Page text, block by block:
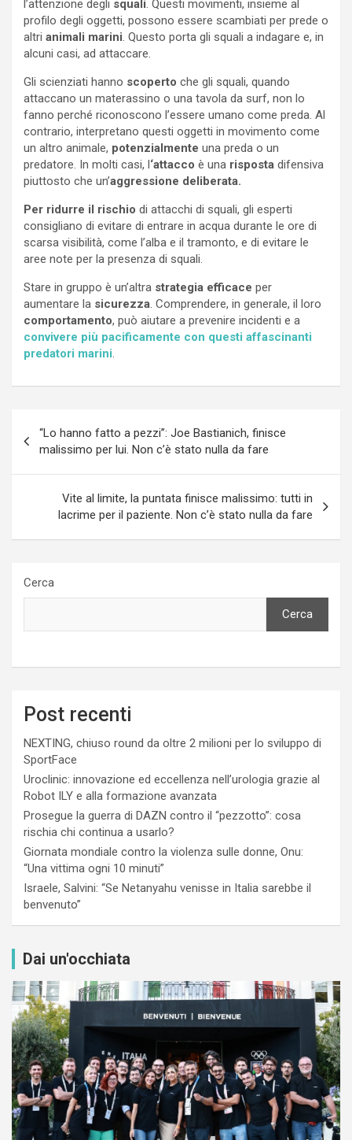
l’attenzione degli squali. Questi movimenti, insieme al
profilo degli oggetti, possono essere scambiati per prede o
altri animali marini. Questo porta gli squali a indagare e, in
alcuni casi, ad attaccare.
Gli scienziati hanno scoperto che gli squali, quando
attaccano un materassino o una tavola da surf, non lo
fanno perché riconoscono l’essere umano come preda. Al
contrario, interpretano questi oggetti in movimento come
un altro animale, potenzialmente una preda o un
predatore. In molti casi, l‘attacco è una risposta difensiva
piuttosto che un’aggressione deliberata.
Per ridurre il rischio di attacchi di squali, gli esperti
consigliano di evitare di entrare in acqua durante le ore di
scarsa visibilità, come l’alba e il tramonto, e di evitare le
aree note per la presenza di squali.
Stare in gruppo è un’altra strategia efficace per
aumentare la sicurezza. Comprendere, in generale, il loro
comportamento, può aiutare a prevenire incidenti e a
convivere più pacificamente con questi affascinanti
predatori marini.
articoli
“Lo hanno fatto a pezzi”: Joe Bastianich, finisce
malissimo per lui. Non c’è stato nulla da fare
Vite al limite, la puntata finisce malissimo: tutti in
lacrime per il paziente. Non c’è stato nulla da fare
Cerca
Cerca
Post recenti
NEXTING, chiuso round da oltre 2 milioni per lo sviluppo di
SportFace
Uroclinic: innovazione ed eccellenza nell’urologia grazie al
Robot ILY e alla formazione avanzata
Prosegue la guerra di DAZN contro il “pezzotto”: cosa
rischia chi continua a usarlo?
Giornata mondiale contro la violenza sulle donne, Onu:
“Una vittima ogni 10 minuti”
Israele, Salvini: “Se Netanyahu venisse in Italia sarebbe il
benvenuto”
Dai un'occhiata